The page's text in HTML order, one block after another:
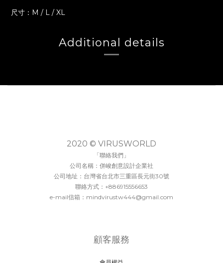
尺寸：M / L / XL
Additional details
2020 © VIRUSWORLD
「聯絡我們」
公司名稱：併峻創意設計企業社
公司地址：台灣省台北市三重區長元街30號
聯絡方式：+886915556653
e-mail信箱：mindvirustw444@gmail.com
顧客服務